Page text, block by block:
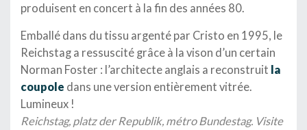
produisent en concert à la fin des années 80.
Emballé dans du tissu argenté par Cristo en 1995, le
Reichstag a ressuscité grâce à la vison d’un certain
Norman Foster : l’architecte anglais a reconstruit la
coupole dans une version entièrement vitrée.
Lumineux !
Reichstag, platz der Republik, métro Bundestag. Visite